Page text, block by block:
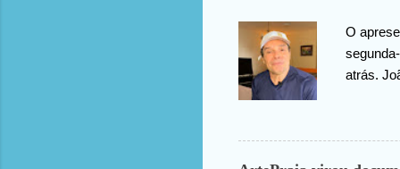
O
atrás.